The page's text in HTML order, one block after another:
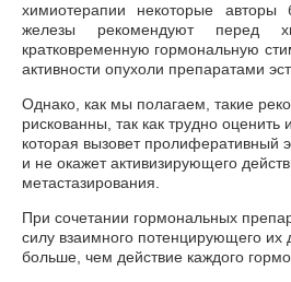
химиотерапии некоторые
железы рекомендуют перед
кратковременную гормональную
активности опухоли препаратами
Однако, как мы полагаем, такие
рискованны, так как трудно оценить
которая вызовет пролиферативный
и не окажет активизирующего
метастазирования.
При сочетании гормональных
силу взаимного потенцирующего их
больше, чем действие каждого